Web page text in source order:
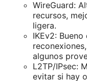
WireGuard:
recursos,
ligera.
IKEv2:
algunos
L2TP/IPsec:
evitar si hay